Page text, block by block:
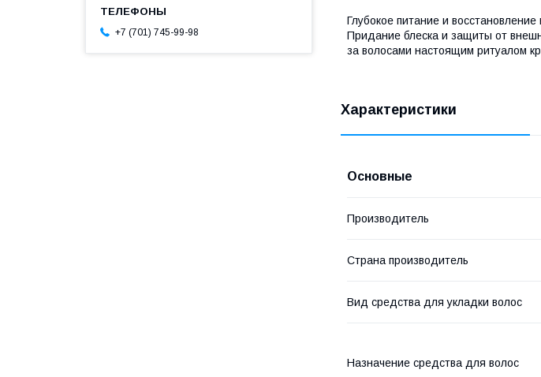
Глубокое питание и восстановление
Придание блеска и защиты от
за волосами настоящим ритуалом
Характеристики
Основные
Производитель
Страна производитель
Вид средства для укладки волос
Назначение средства для волос
+7 (701) 745-99-98